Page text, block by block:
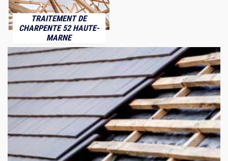
TRAITEMENT DE
CHARPENTE 52 HAUTE-
MARNE